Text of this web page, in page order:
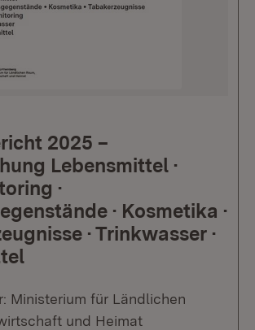
2025 –
Lebensmittel ·
·
· Kosmetika ·
· Trinkwasser ·
Ministerium für Ländlichen
und Heimat